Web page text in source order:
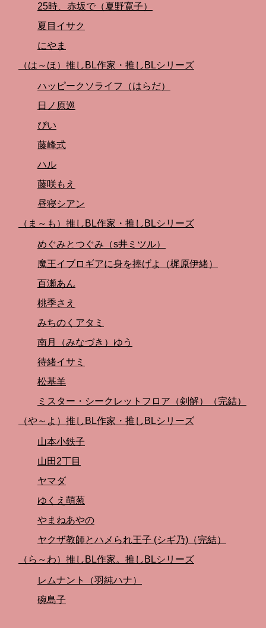
25時、赤坂で（夏野寛子）
夏目イサク
にやま
（は～ほ）推しBL作家・推しBLシリーズ
ハッピークソライフ（はらだ）
日ノ原巡
ぴい
藤峰式
ハル
藤咲もえ
昼寝シアン
（ま～も）推しBL作家・推しBLシリーズ
めぐみとつぐみ（s井ミツル）
魔王イブロギアに身を捧げよ（梶原伊緒）
百瀬あん
桃季さえ
みちのくアタミ
南月（みなづき）ゆう
待緒イサミ
松基羊
ミスター・シークレットフロア（剣解）（完結）
（や～よ）推しBL作家・推しBLシリーズ
山本小鉄子
山田2丁目
ヤマダ
ゆくえ萌葱
やまねあやの
ヤクザ教師とハメられ王子 (シギ乃)（完結）
（ら～わ）推しBL作家。推しBLシリーズ
レムナント（羽純ハナ）
碗島子